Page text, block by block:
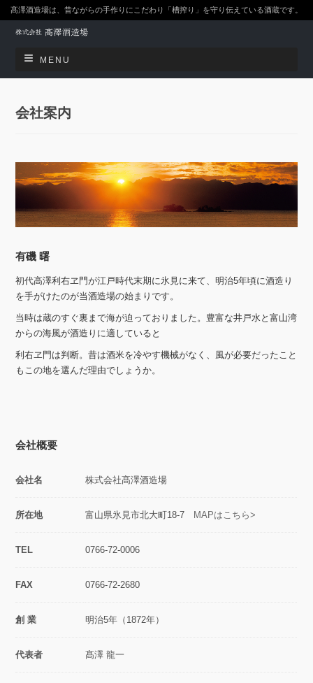
髙澤酒造場は、昔ながらの手作りにこだわり「槽搾り」を守り伝えている酒蔵です。
MENU
会社案内
有磯 曙
初代高澤利右ヱ門が江戸時代末期に氷見に来て、明治5年頃に酒造り
を手がけたのが当酒造場の始まりです。
当時は蔵のすぐ裏まで海が迫っておりました。豊富な井戸水と富山湾
からの海風が酒造りに適していると
利右ヱ門は判断。昔は酒米を冷やす機械がなく、風が必要だったこと
もこの地を選んだ理由でしょうか。
会社概要
会社名 株式会社髙澤酒造場
所在地 富山県氷見市北大町18-7 MAPはこちら>
TEL 0766-72-0006
FAX 0766-72-2680
創 業 明治5年（1872年）
代表者 髙澤 龍一